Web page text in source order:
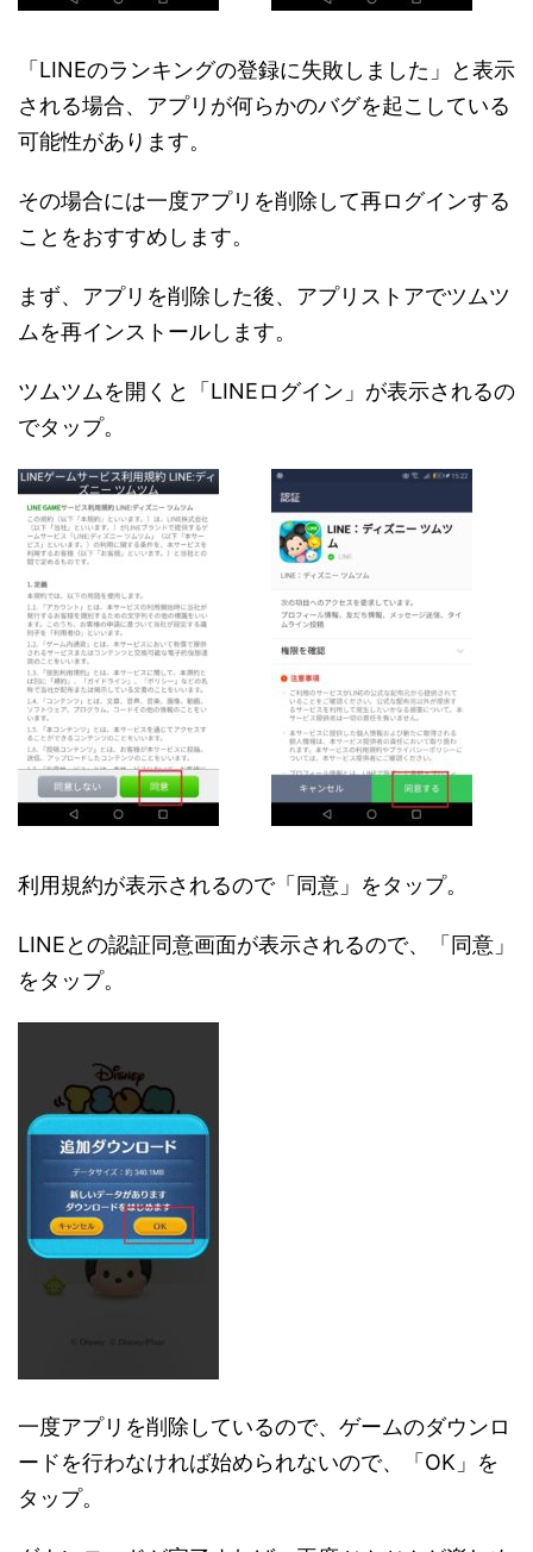
「LINEのランキングの登録に失敗しました」と表示
される場合、アプリが何らかのバグを起こしている
可能性があります。
その場合には一度アプリを削除して再ログインする
ことをおすすめします。
まず、アプリを削除した後、アプリストアでツムツ
ムを再インストールします。
ツムツムを開くと「LINEログイン」が表示されるの
でタップ。
利用規約が表示されるので「同意」をタップ。
LINEとの認証同意画面が表示されるので、「同意」
をタップ。
一度アプリを削除しているので、ゲームのダウンロ
ードを行わなければ始められないので、「OK」を
タップ。